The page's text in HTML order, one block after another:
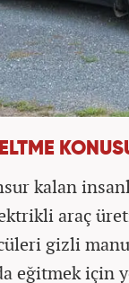
kalan
araç
gizli
eğitmek için